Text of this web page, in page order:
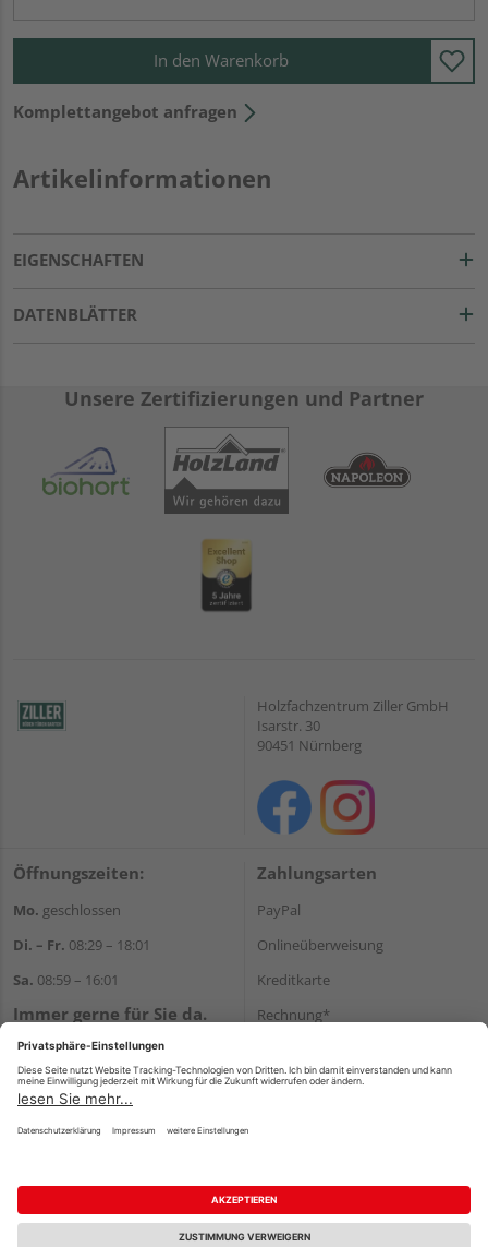
In den Warenkorb
Komplettangebot anfragen
Artikelinformationen
EIGENSCHAFTEN
DATENBLÄTTER
Unsere Zertifizierungen und Partner
Holzfachzentrum Ziller GmbH
Isarstr. 30
90451 Nürnberg
Öffnungszeiten:
Mo. geschlossen
Di. – Fr. 08:29 – 18:01
Sa. 08:59 – 16:01
Immer gerne für Sie da.
E-Mail:kontakt@holzziller.de
Zahlungsarten
PayPal
Onlineüberweisung
Kreditkarte
Rechnung*
Versand
Impressum AGB Widerruf
Datenschutz
Reservierungsbedingungen
Vertrag widerrufen